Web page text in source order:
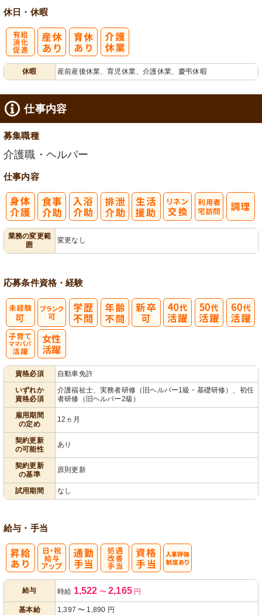
休日・休暇
休暇 産前産後休業、育児休業、介護休業、慶弔休暇
仕事内容
募集職種
介護職・ヘルパー
仕事内容
業務の変更範
囲
変更なし
応募条件資格・経験
資格必須
自動車免許
いずれか
資格必須
介護福祉士、実務者研修（旧ヘルパー1級・基礎研修）、初任
者研修（旧ヘルパー2級）
雇用期間
の定め
12ヵ月
契約更新
の可能性
あり
契約更新
の基準
原則更新
試用期間 なし
給与・手当
給与 時給 1,522 〜 2,165円
基本給 1,397 〜 1,890 円